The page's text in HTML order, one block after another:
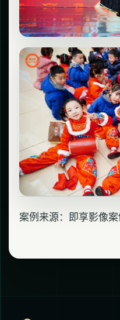
案例来源：即享影像